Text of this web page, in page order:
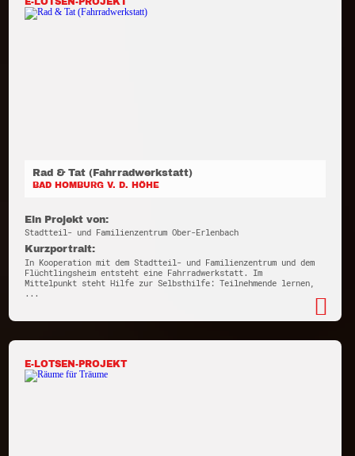
Rad & Tat (Fahrradwerkstatt)
BAD HOMBURG V. D. HÖHE
Ein Projekt von:
Stadtteil- und Familienzentrum Ober-Erlenbach
Kurzportrait:
In Kooperation mit dem Stadtteil- und Familienzentrum und dem
Flüchtlingsheim entsteht eine Fahrradwerkstatt. Im
Mittelpunkt steht Hilfe zur Selbsthilfe: Teilnehmende lernen,
...
E-LOTSEN-PROJEKT